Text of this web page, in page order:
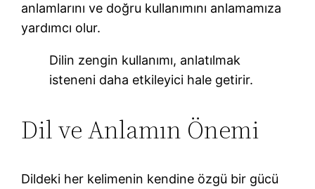
anlamlarını ve doğru kullanımını anlamamıza
yardımcı olur.
Dilin zengin kullanımı, anlatılmak
isteneni daha etkileyici hale getirir.
Dil ve Anlamın Önemi
Dildeki her kelimenin kendine özgü bir gücü